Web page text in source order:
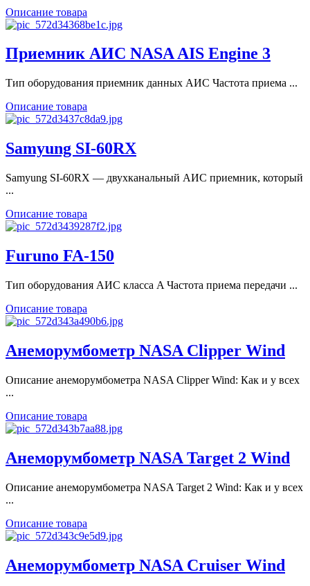
Описание товара
Приемник АИС NASA AIS Engine 3
Тип оборудования приемник данных АИС Частота приема ...
Описание товара
Samyung SI-60RX
Samyung SI-60RX — двухканальный АИС приемник, который
...
Описание товара
Furuno FA-150
Тип оборудования АИС класса A Частота приема передачи ...
Описание товара
Анеморумбометр NASA Clipper Wind
Описание анеморумбометра NASA Clipper Wind: Как и у всех
...
Описание товара
Анеморумбометр NASA Target 2 Wind
Описание анеморумбометра NASA Target 2 Wind: Как и у всех
...
Описание товара
Анеморумбометр NASA Cruiser Wind